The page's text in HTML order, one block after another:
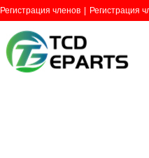
Регистрация членов Регистрация